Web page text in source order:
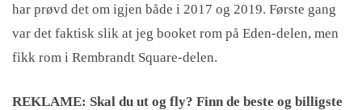
har prøvd det om igjen både i 2017 og 2019. Første gang
var det faktisk slik at jeg booket rom på Eden-delen, men
fikk rom i Rembrandt Square-delen.
REKLAME: Skal du ut og fly? Finn de beste og billigste